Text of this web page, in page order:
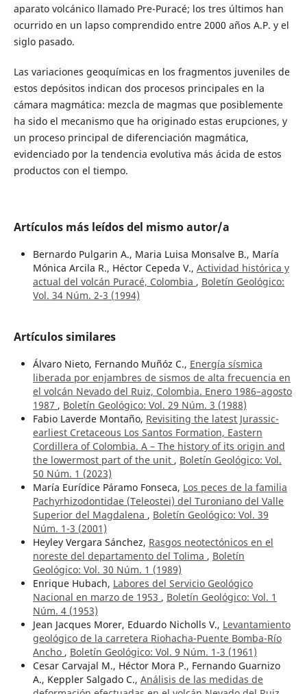
aparato volcánico llamado Pre-Puracé; los tres últimos han
ocurrido en un lapso comprendido entre 2000 años A.P. y el
siglo pasado.
Las variaciones geoquímicas en los fragmentos juveniles de
estos depósitos indican dos procesos principales en la
cámara magmática: mezcla de magmas que posiblemente
ha sido el mecanismo que ha originado estas erupciones, y
un proceso principal de diferenciación magmática,
evidenciado por la tendencia evolutiva más ácida de estos
productos con el tiempo.
Artículos más leídos del mismo autor/a
Bernardo Pulgarin A., Maria Luisa Monsalve B., María
Mónica Arcila R., Héctor Cepeda V., Actividad histórica y
actual del volcán Puracé, Colombia , Boletín Geológico:
Vol. 34 Núm. 2-3 (1994)
Artículos similares
Álvaro Nieto, Fernando Muñóz C., Energía sísmica
liberada por enjambres de sismos de alta frecuencia en
el volcán Nevado del Ruiz, Colombia. Enero 1986–agosto
1987 , Boletín Geológico: Vol. 29 Núm. 3 (1988)
Fabio Laverde Montaño, Revisiting the latest Jurassic-
earliest Cretaceous Los Santos Formation, Eastern
Cordillera of Colombia. A – The history of its origin and
the lowermost part of the unit , Boletín Geológico: Vol.
50 Núm. 1 (2023)
María Eurídice Páramo Fonseca, Los peces de la familia
Pachyrhizodontidae (Teleostei) del Turoniano del Valle
Superior del Magdalena , Boletín Geológico: Vol. 39
Núm. 1-3 (2001)
Heyley Vergara Sánchez, Rasgos neotectónicos en el
noreste del departamento del Tolima , Boletín
Geológico: Vol. 30 Núm. 1 (1989)
Enrique Hubach, Labores del Servicio Geológico
Nacional en marzo de 1953 , Boletín Geológico: Vol. 1
Núm. 4 (1953)
Jean Jacques Morer, Eduardo Nicholls V., Levantamiento
geológico de la carretera Riohacha-Puente Bomba-Río
Ancho , Boletín Geológico: Vol. 9 Núm. 1-3 (1961)
Cesar Carvajal M., Héctor Mora P., Fernando Guarnizo
A., Keppler Salgado C., Análisis de las medidas de